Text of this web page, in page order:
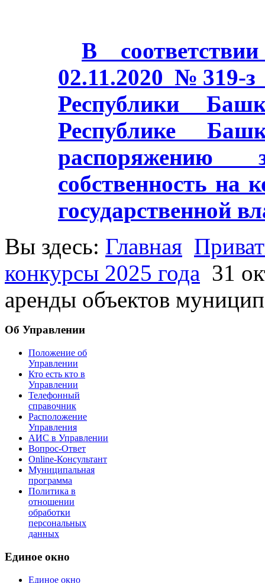
В
02.11.2020 №319-
Республики
Республике
распоряжению
собственность на
государственной
Вы здесь: Главная
конкурсы 2025 года 31
аренды объектов
Об Управлении
Положение об
Управлении
Кто есть кто в
Управлении
Телефонный
справочник
Расположение
Управления
АИС в Управлении
Вопрос-Ответ
Online-Консультант
Муниципальная
программа
Политика в
отношении
обработки
персональных
данных
Единое окно
Единое окно